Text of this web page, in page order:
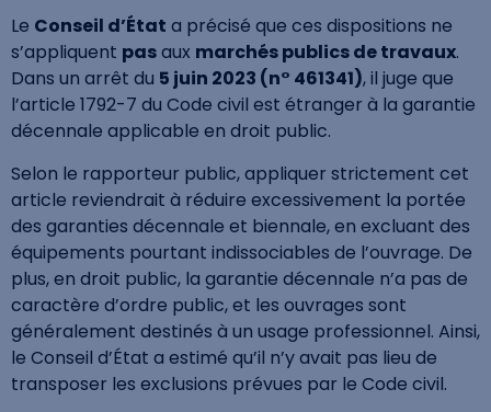
Le Conseil d’État a précisé que ces dispositions ne
s’appliquent pasaux marchés publics de travaux.
Dans un arrêt du 5 juin 2023 (n° 461341), il juge que
l’article 1792-7 du Code civil est étranger à la garantie
décennale applicable en droit public.
Selon le rapporteur public, appliquer strictement cet
article reviendrait à réduire excessivement la portée
des garanties décennale et biennale, en excluant des
équipements pourtant indissociables de l’ouvrage. De
plus, en droit public, la garantie décennale n’a pas de
caractère d’ordre public, et les ouvrages sont
généralement destinés à un usage professionnel. Ainsi,
le Conseil d’État a estimé qu’il n’y avait pas lieu de
transposer les exclusions prévues par le Code civil.